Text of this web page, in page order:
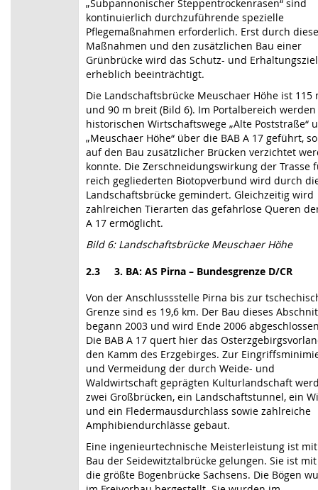
„Subpannonischer Steppentrockenrasen“ sind
kontinuierlich durchzuführende spezielle
Pflegemaßnahmen erforderlich. Erst durch diese
Maßnahmen und den zusätzlichen Bau einer
Grünbrücke wird das Schutz- und
erheblich beeinträchtigt.
Die Landschaftsbrücke Meuschaer Höhe ist 115
und 90 m breit (Bild 6). Im Portalbereich
historischen Wirtschaftswege „Alte Poststraße“
„Meuschaer Höhe“ über die BAB A 17 geführt,
auf den Bau zusätzlicher Brücken verzichtet
konnte. Die Zerschneidungswirkung der Trasse
reich gegliederten Biotopverbund wird durch
Landschaftsbrücke gemindert. Gleichzeitig wird
zahlreichen Tierarten das gefahrlose Queren
A 17 ermöglicht.
Bild 6: Landschaftsbrücke Meuschaer Höhe
2.3 3. BA: AS Pirna – Bundesgrenze D/CR
Von der Anschlussstelle Pirna bis zur
Grenze sind es 19,6 km. Der Bau dieses
begann 2003 und wird Ende 2006
Die BAB A 17 quert hier das
den Kamm des Erzgebirges. Zur
und Vermeidung der durch Weide- und
Waldwirtschaft geprägten Kulturlandschaft
zwei Großbrücken, ein Landschaftstunnel, ein
und ein Fledermausdurchlass sowie zahlreiche
Amphibiendurchlässe gebaut.
Eine ingenieurtechnische Meisterleistung ist
Bau der Seidewitztalbrücke gelungen. Sie ist
die größte Bogenbrücke Sachsens. Die Bögen